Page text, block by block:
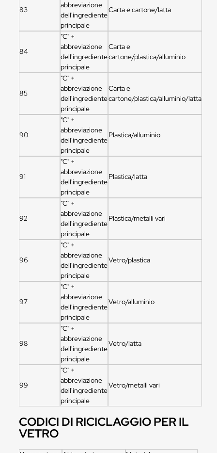
83
abbreviazione
dell'ingrediente
principale
Carta e cartone/latta
84
"C" +
abbreviazione
dell'ingrediente
principale
Carta e
cartone/plastica/alluminio
85
"C" +
abbreviazione
dell'ingrediente
principale
Carta e
cartone/plastica/alluminio/latta
90
"C" +
abbreviazione
dell'ingrediente
principale
Plastica/alluminio
91
"C" +
abbreviazione
dell'ingrediente
principale
Plastica/latta
92
"C" +
abbreviazione
dell'ingrediente
principale
Plastica/metalli vari
96
"C" +
abbreviazione
dell'ingrediente
principale
Vetro/plastica
97
"C" +
abbreviazione
dell'ingrediente
principale
Vetro/alluminio
98
"C" +
abbreviazione
dell'ingrediente
principale
Vetro/latta
99
"C" +
abbreviazione
dell'ingrediente
principale
Vetro/metalli vari
CODICI DI RICICLAGGIO PER IL
VETRO